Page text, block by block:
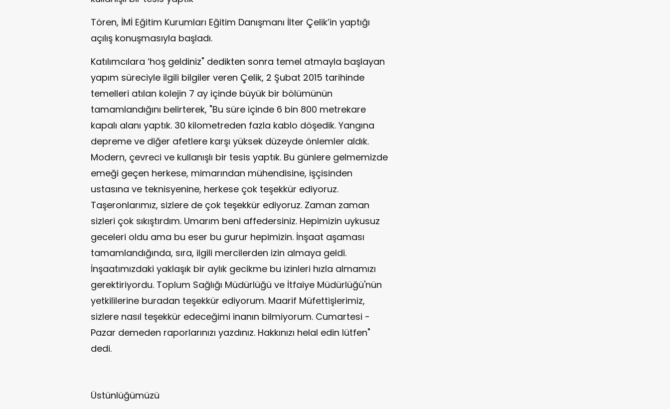
Tören, İMİ Eğitim Kurumları Eğitim Danışmanı İlter Çelik’in yaptığı
açılış konuşmasıyla başladı.
Katılımcılara ‘hoş geldiniz" dedikten sonra temel atmayla başlayan
yapım süreciyle ilgili bilgiler veren Çelik, 2 Şubat 2015 tarihinde
temelleri atılan kolejin 7 ay içinde büyük bir bölümünün
tamamlandığını belirterek, "Bu süre içinde 6 bin 800 metrekare
kapalı alanı yaptık. 30 kilometreden fazla kablo döşedik. Yangına
depreme ve diğer afetlere karşı yüksek düzeyde önlemler aldık.
Modern, çevreci ve kullanışlı bir tesis yaptık. Bu günlere gelmemizde
emeği geçen herkese, mimarından mühendisine, işçisinden
ustasına ve teknisyenine, herkese çok teşekkür ediyoruz.
Taşeronlarımız, sizlere de çok teşekkür ediyoruz. Zaman zaman
sizleri çok sıkıştırdım. Umarım beni affedersiniz. Hepimizin uykusuz
geceleri oldu ama bu eser bu gurur hepimizin. İnşaat aşaması
tamamlandığında, sıra, ilgili mercilerden izin almaya geldi.
İnşaatımızdaki yaklaşık bir aylık gecikme bu izinleri hızla almamızı
gerektiriyordu. Toplum Sağlığı Müdürlüğü ve İtfaiye Müdürlüğü'nün
yetkililerine buradan teşekkür ediyorum. Maarif Müfettişlerimiz,
sizlere nasıl teşekkür edeceğimi inanın bilmiyorum. Cumartesi -
Pazar demeden raporlarınızı yazdınız. Hakkınızı helal edin lütfen"
dedi.
Üstünlüğümüzü